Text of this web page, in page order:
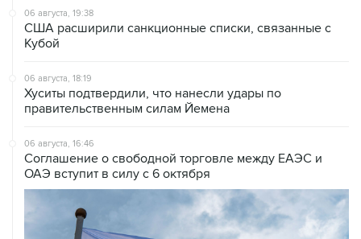
06 августа, 19:38
США расширили санкционные списки, связанные с
Кубой
06 августа, 18:19
Хуситы подтвердили, что нанесли удары по
правительственным силам Йемена
06 августа, 16:46
Соглашение о свободной торговле между ЕАЭС и
ОАЭ вступит в силу с 6 октября